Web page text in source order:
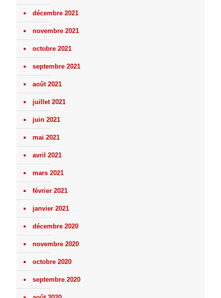
décembre 2021
novembre 2021
octobre 2021
septembre 2021
août 2021
juillet 2021
juin 2021
mai 2021
avril 2021
mars 2021
février 2021
janvier 2021
décembre 2020
novembre 2020
octobre 2020
septembre 2020